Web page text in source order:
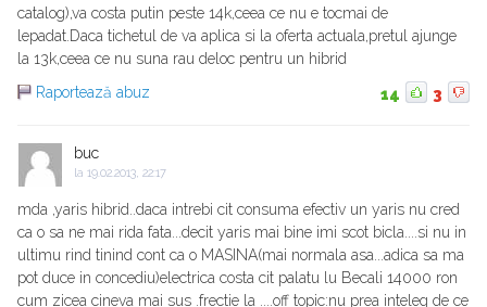
catalog),va costa putin peste 14k,ceea ce nu e tocmai de
lepadat.Daca tichetul de va aplica si la oferta actuala,pretul ajunge
la 13k,ceea ce nu suna rau deloc pentru un hibrid
Raportează abuz
14 3
buc
la 19.02.2013, 22:17
mda ,yaris hibrid..daca intrebi cit consuma efectiv un yaris nu cred
ca o sa ne mai rida fata...decit yaris mai bine imi scot bicla....si nu in
ultimu rind tinind cont ca o MASINA(mai normala asa...adica sa ma
pot duce in concediu)electrica costa cit palatu lu Becali 14000 ron
cum zicea cineva mai sus .frectie la ....off topic:nu prea inteleg de ce